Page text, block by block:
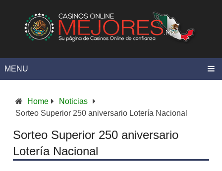
MENU
Home
Noticias
Sorteo Superior 250 aniversario Lotería Nacional
Sorteo Superior 250 aniversario
Lotería Nacional